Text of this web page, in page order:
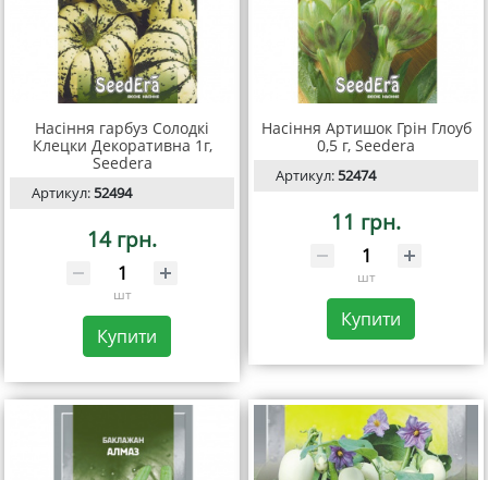
Насіння гарбуз Солодкі
Клецки Декоративна 1г,
Seedera
Артикул:52494
14 грн.
шт
Купити
Насіння Артишок Грін Глоуб
0,5 г, Seedera
Артикул:52474
11 грн.
шт
Купити